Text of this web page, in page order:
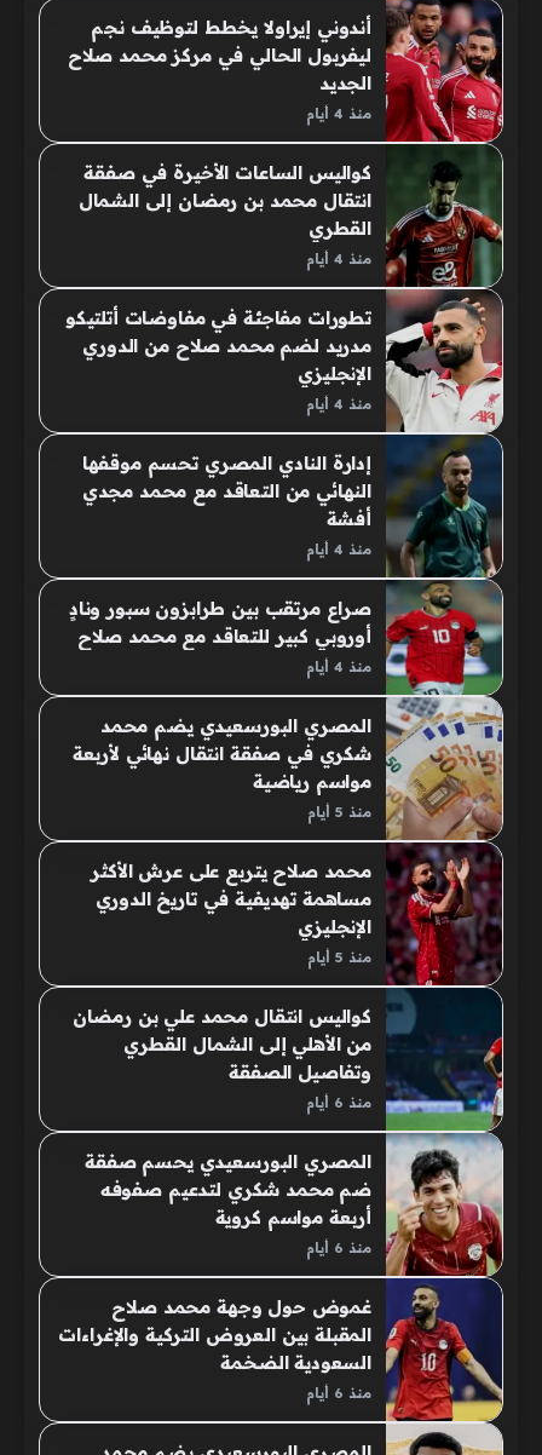
أندوني إيراولا يخطط لتوظيف نجم
ليفربول الحالي في مركز محمد صلاح
الجديد
منذ 4 أيام
كواليس الساعات الأخيرة في صفقة
انتقال محمد بن رمضان إلى الشمال
القطري
منذ 4 أيام
تطورات مفاجئة في مفاوضات أتلتيكو
مدريد لضم محمد صلاح من الدوري
الإنجليزي
منذ 4 أيام
إدارة النادي المصري تحسم موقفها
النهائي من التعاقد مع محمد مجدي
أفشة
منذ 4 أيام
صراع مرتقب بين طرابزون سبور ونادٍ
أوروبي كبير للتعاقد مع محمد صلاح
منذ 4 أيام
المصري البورسعيدي يضم محمد
شكري في صفقة انتقال نهائي لأربعة
مواسم رياضية
منذ 5 أيام
محمد صلاح يتربع على عرش الأكثر
مساهمة تهديفية في تاريخ الدوري
الإنجليزي
منذ 5 أيام
كواليس انتقال محمد علي بن رمضان
من الأهلي إلى الشمال القطري
وتفاصيل الصفقة
منذ 6 أيام
المصري البورسعيدي يحسم صفقة
ضم محمد شكري لتدعيم صفوفه
أربعة مواسم كروية
منذ 6 أيام
غموض حول وجهة محمد صلاح
المقبلة بين العروض التركية والإغراءات
السعودية الضخمة
منذ 6 أيام